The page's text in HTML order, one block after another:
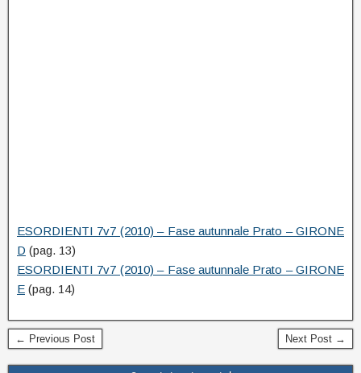
ESORDIENTI 7v7 (2010) – Fase autunnale Prato – GIRONE
D (pag. 13)
ESORDIENTI 7v7 (2010) – Fase autunnale Prato – GIRONE
E (pag. 14)
← Previous Post Next Post →